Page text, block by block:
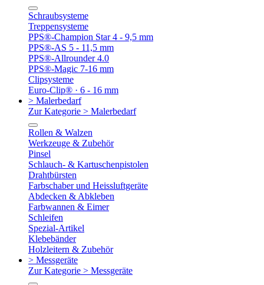
Schraubsysteme
Treppensysteme
PPS®-Champion Star 4 - 9,5 mm
PPS®-AS 5 - 11,5 mm
PPS®-Allrounder 4.0
PPS®-Magic 7-16 mm
Clipsysteme
Euro-Clip® · 6 - 16 mm
> Malerbedarf
Zur Kategorie > Malerbedarf
Rollen & Walzen
Werkzeuge & Zubehör
Pinsel
Schlauch- & Kartuschenpistolen
Drahtbürsten
Farbschaber und Heissluftgeräte
Abdecken & Abkleben
Farbwannen & Eimer
Schleifen
Spezial-Artikel
Klebebänder
Holzleitern & Zubehör
> Messgeräte
Zur Kategorie > Messgeräte